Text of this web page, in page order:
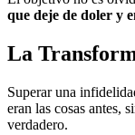
que deje de doler y
La
Superar una
eran las cosas antes,
verdadero.